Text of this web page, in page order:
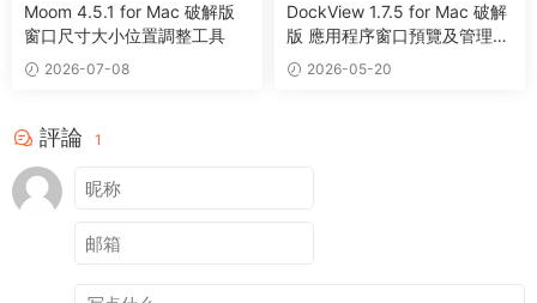
Moom 4.5.1 for Mac 破解版
窗口尺寸大小位置調整工具
2026-07-08
DockView 1.7.5 for Mac 破解
版 應用程序窗口預覽及管理工
具 2026-05-20
評論 1